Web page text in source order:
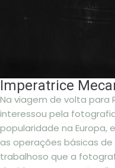
Imperatrice
Na viagem de volta para
interessou pela
popularidade na Europa,
as operações básicas
trabalhoso que a